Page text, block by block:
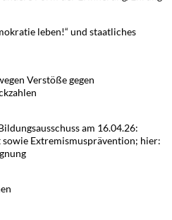
leben!“ und staatliches
Verstöße gegen
am 16.04.26:
Extremismusprävention; hier: